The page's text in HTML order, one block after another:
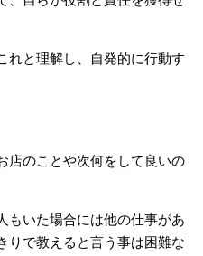
れと理解し、自発的に行動す
店のことや次何をして良いの
もいた場合には他の仕事があ
りで教えると言う事は困難な